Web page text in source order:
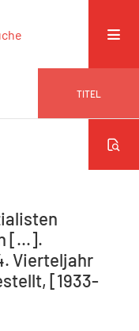
TITEL
[...].
Vierteljahr
[1933-